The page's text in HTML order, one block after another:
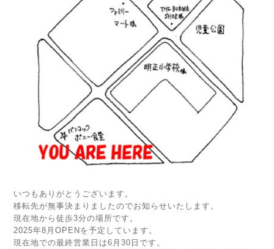
いつもありがとうございます。
移転先が無事決まりましたのでお知らせいたします。
現在地から徒歩3分の場所です。
2025年8月OPENを予定しています。
現在地での最終営業日は6月30日です。